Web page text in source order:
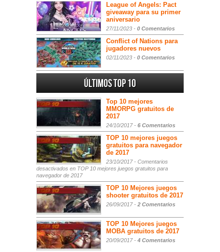
League of Angels: Pact
giveaway para su primer
aniversario
27/11/2023 - 0 Comentarios
Conflict of Nations para
jugadores nuevos
02/11/2023 - 0 Comentarios
Últimos Top 10
Top 10 mejores
MMORPG gratuitos de
2017
24/10/2017 - 6 Comentarios
TOP 10 mejores juegos
gratuitos para navegador
de 2017
23/10/2017 - Comentarios
desactivados en TOP 10 mejores juegos gratuitos para
navegador de 2017
TOP 10 Mejores juegos
shooter gratuitos de 2017
26/09/2017 - 2 Comentarios
TOP 10 Mejores juegos
MOBA gratuitos de 2017
20/09/2017 - 4 Comentarios